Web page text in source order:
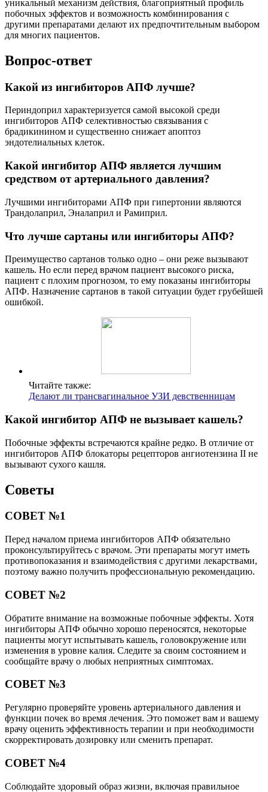
уникальный механизм действия, благоприятный профиль
побочных эффектов и возможность комбинирования с
другими препаратами делают их предпочтительным выбором
для многих пациентов.
Вопрос-ответ
Какой из ингибиторов АПФ лучше?
Периндоприл характеризуется самой высокой среди
ингибиторов АПФ селективностью связывания с
брадикинином и существенно снижает апоптоз
эндотелиальных клеток.
Какой ингибитор АПФ является лучшим
средством от артериального давления?
Лучшими ингибиторами АПФ при гипертонии являются
Трандолаприл, Эналаприл и Рамиприл.
Что лучше сартаны или ингибиторы АПФ?
Преимущество сартанов только одно – они реже вызывают
кашель. Но если перед врачом пациент высокого риска,
пациент с плохим прогнозом, то ему показаны ингибиторы
АПФ. Назначение сартанов в такой ситуации будет грубейшей
ошибкой.
Читайте также:
Делают ли трансвагинальное УЗИ девственницам
Какой ингибитор АПФ не вызывает кашель?
Побочные эффекты встречаются крайне редко. В отличие от
ингибиторов АПФ блокаторы рецепторов ангиотензина II не
вызывают сухого кашля.
Советы
СОВЕТ №1
Перед началом приема ингибиторов АПФ обязательно
проконсультируйтесь с врачом. Эти препараты могут иметь
противопоказания и взаимодействия с другими лекарствами,
поэтому важно получить профессиональную рекомендацию.
СОВЕТ №2
Обратите внимание на возможные побочные эффекты. Хотя
ингибиторы АПФ обычно хорошо переносятся, некоторые
пациенты могут испытывать кашель, головокружение или
изменения в уровне калия. Следите за своим состоянием и
сообщайте врачу о любых неприятных симптомах.
СОВЕТ №3
Регулярно проверяйте уровень артериального давления и
функции почек во время лечения. Это поможет вам и вашему
врачу оценить эффективность терапии и при необходимости
скорректировать дозировку или сменить препарат.
СОВЕТ №4
Соблюдайте здоровый образ жизни, включая правильное